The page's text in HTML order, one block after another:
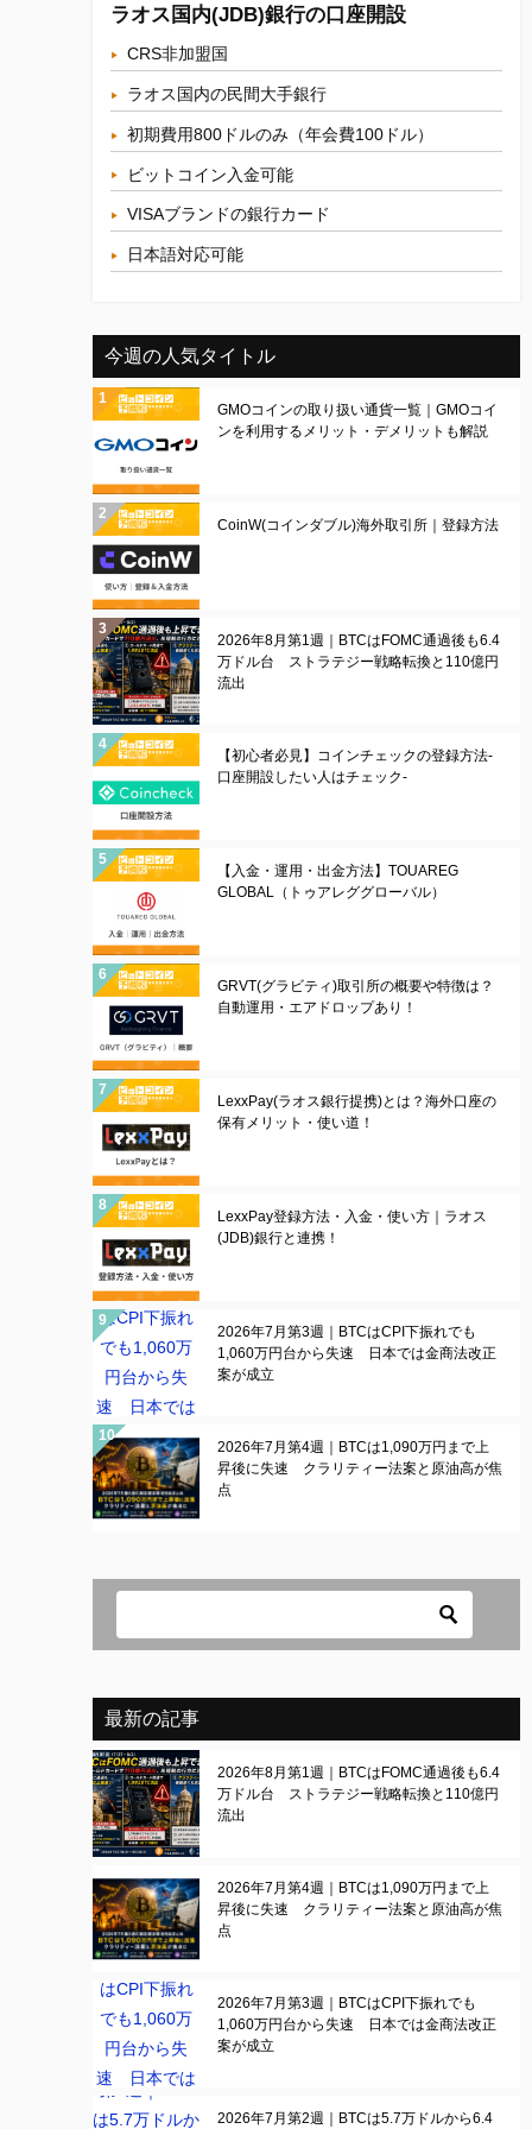
ラオス国内(JDB)銀行の口座開設
CRS非加盟国
ラオス国内の民間大手銀行
初期費用800ドルのみ（年会費100ドル）
ビットコイン入金可能
VISAブランドの銀行カード
日本語対応可能
今週の人気タイトル
GMOコインの取り扱い通貨一覧｜GMOコイ
ンを利用するメリット・デメリットも解説
CoinW(コインダブル)海外取引所｜登録方法
2026年8月第1週｜BTCはFOMC通過後も6.4
万ドル台 ストラテジー戦略転換と110億円
流出
【初心者必見】コインチェックの登録方法-
口座開設したい人はチェック-
【入金・運用・出金方法】TOUAREG
GLOBAL（トゥアレググローバル）
GRVT(グラビティ)取引所の概要や特徴は？
自動運用・エアドロップあり！
LexxPay(ラオス銀行提携)とは？海外口座の
保有メリット・使い道！
LexxPay登録方法・入金・使い方｜ラオス
(JDB)銀行と連携！
2026年7月第3週｜BTCはCPI下振れでも
1,060万円台から失速 日本では金商法改正
案が成立
2026年7月第4週｜BTCは1,090万円まで上
昇後に失速 クラリティー法案と原油高が焦
点
最新の記事
2026年8月第1週｜BTCはFOMC通過後も6.4
万ドル台 ストラテジー戦略転換と110億円
流出
2026年7月第4週｜BTCは1,090万円まで上
昇後に失速 クラリティー法案と原油高が焦
点
2026年7月第3週｜BTCはCPI下振れでも
1,060万円台から失速 日本では金商法改正
案が成立
2026年7月第2週｜BTCは5.7万ドルから6.4